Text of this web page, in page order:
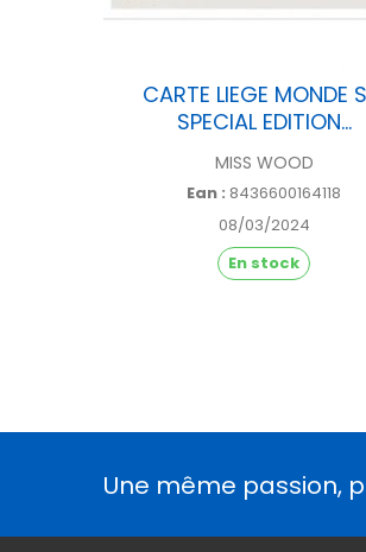
CARTE LIEGE MONDE
SPECIAL EDITION...
MISS WOOD
Ean : 8436600164118
08/03/2024
En stock
Une même passion,